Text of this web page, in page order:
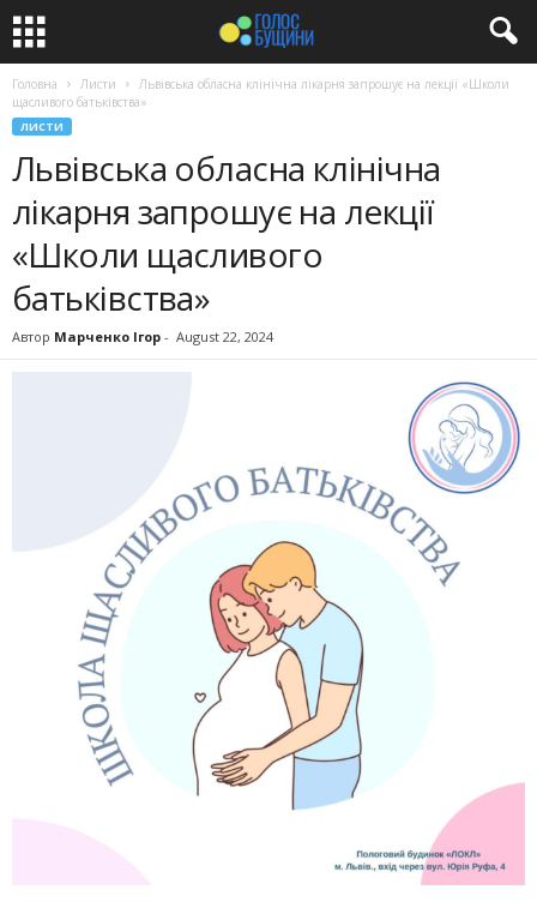
Головна Листи
Львівська обласна клінічна лікарня запрошує на лекції «Школи
щасливого батьківства»
ЛИСТИ
Львівська обласна клінічна
лікарня запрошує на лекції
«Школи щасливого
батьківства»
Автор Марченко Ігор - August 22, 2024